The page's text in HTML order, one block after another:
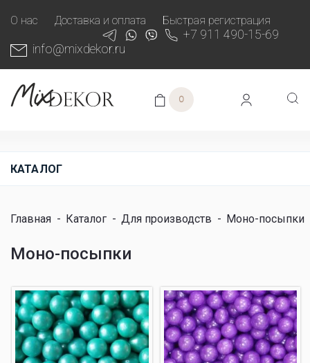
О нас Доставка и оплата Быстрая регистрация
+7 911 490-15-69
info@mixdekor.ru
0
КАТАЛОГ
Главная - Каталог - Для производств - Моно-посыпки
Моно-посыпки